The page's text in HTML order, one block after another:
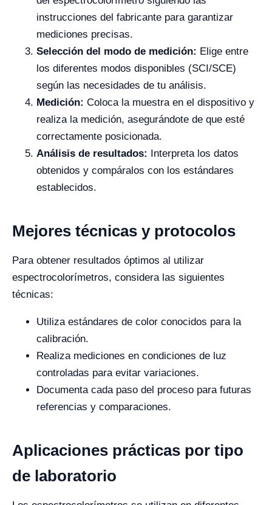
instrucciones del fabricante para garantizar
mediciones precisas.
Selección del modo de medición: Elige entre
los diferentes modos disponibles (SCI/SCE)
según las necesidades de tu análisis.
Medición: Coloca la muestra en el dispositivo y
realiza la medición, asegurándote de que esté
correctamente posicionada.
Análisis de resultados: Interpreta los datos
obtenidos y compáralos con los estándares
establecidos.
Mejores técnicas y protocolos
Para obtener resultados óptimos al utilizar
espectrocolorímetros, considera las siguientes
técnicas:
Utiliza estándares de color conocidos para la
calibración.
Realiza mediciones en condiciones de luz
controladas para evitar variaciones.
Documenta cada paso del proceso para futuras
referencias y comparaciones.
Aplicaciones prácticas por tipo
de laboratorio